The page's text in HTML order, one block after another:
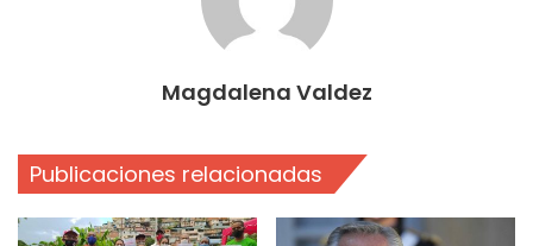
Magdalena Valdez
Publicaciones relacionadas